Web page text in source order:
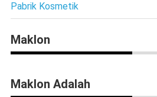
Pabrik Kosmetik
Maklon
Maklon Adalah